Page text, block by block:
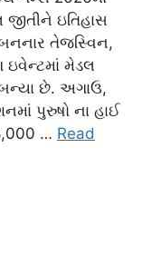
જીતીને ઇતિહાસ
તેજસ્વિન,
મેડલ
છે. અગાઉ,
પુરુષો ના હાઈ
… Read